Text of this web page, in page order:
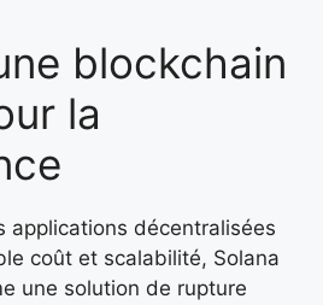
blockchain
la
applications décentralisées
coût et scalabilité, Solana
une solution de rupture